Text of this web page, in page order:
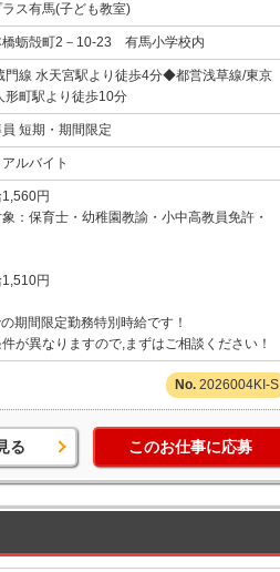
ス有馬(子ども教室)
橋蛎殻町2－10-23 有馬小学校内
線 水天宮駅より徒歩4分◆都営浅草線/東京
形町駅より徒歩10分
短期・期間限定
ルバイト
円
：保育士・幼稚園教諭・小中高教員免許・
円
期間限定勤務特別時給です！
が異なりますので,まずはご相談ください！
2026004KI-S
る このお仕事に応募